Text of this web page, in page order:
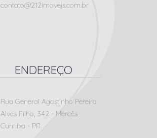
contato@212imoveis.com.br
ENDEREÇO
Rua General Agostinho Pereira
Alves Filho, 342 - Mercês
Curitiba - PR